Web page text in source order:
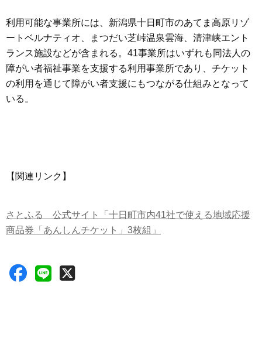
利用可能な事業所には、新潟県十日町市のあてま高原リゾ
ートベルナティオ、まつだい芝峠温泉雲海、清津峡エント
ランス施設などが含まれる。41事業所はいずれも同法人の
障がい者福祉事業を支援する利用事業所であり、チケット
の利用を通じて障がい者支援にもつながる仕組みとなって
いる。
【関連リンク】
さとふる 公式サイト「十日町市内41社で使える地域応援
商品券「あんしんチケット」3枚組」